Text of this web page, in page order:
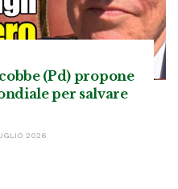
(Pd) propone
per salvare
2026